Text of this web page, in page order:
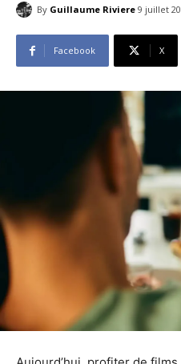
By Guillaume Riviere 9 juillet
Facebook X